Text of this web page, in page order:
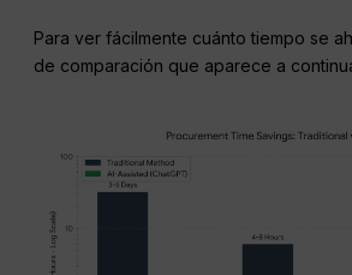
Para ver fácilmente cuánto tiempo se
de comparación que aparece a